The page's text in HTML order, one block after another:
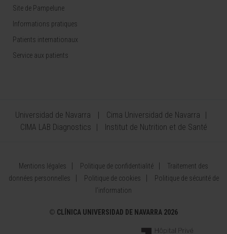
Site de Pampelune
Informations pratiques
Patients internationaux
Service aux patients
Universidad de Navarra
Cima Universidad de Navarra
CIMA LAB Diagnostics
Institut de Nutrition et de Santé
Mentions légales Politique de confidentialité
Traitement des
données personnelles
Politique de cookies
Politique de sécurité de
l’information
© CLÍNICA UNIVERSIDAD DE NAVARRA 2026